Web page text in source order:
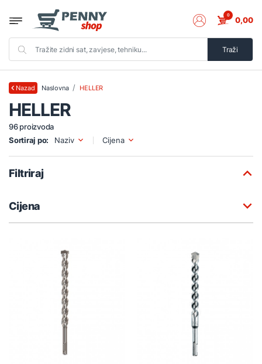
Traži
0 0,00
Nazad Naslovna HELLER
HELLER
96 proizvoda
Sortiraj po:
Naziv Cijena
Filtriraj
Cijena